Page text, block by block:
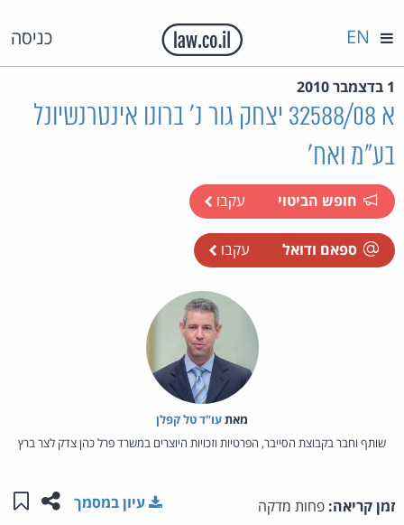
כניסה EN
1 בדצמבר 2010
א 32588/08 יצחק גור נ' ברונו אינטרנשיונל
בע"מ ואח'
חופש הביטוי עקבו
ספאם ודואל עקבו
מאת‏עו"ד טל קפלן
שותף וחבר בקבוצת הסייבר, הפרטיות וזכויות היוצרים במשרד פרל כהן צדק לצר ברץ
זמן קריאה: פחות מדקה שתפו
עיון במסמך